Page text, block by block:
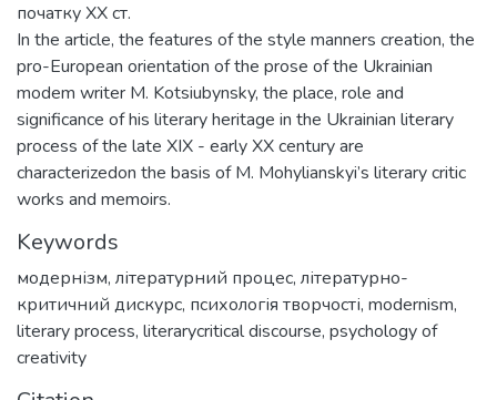
початку XX ст.
In the article, the features of the style manners creation, the
pro-European orientation of the prose of the Ukrainian
modem writer M. Kotsiubynsky, the place, role and
significance of his literary heritage in the Ukrainian literary
process of the late XIX - early XX century are
characterizedon the basis of M. Mohylianskyi’s literary critic
works and memoirs.
Keywords
модернізм, літературний процес, літературно-
критичний дискурс, психологія творчості, modernism,
literary process, literarycritical discourse, psychology of
creativity